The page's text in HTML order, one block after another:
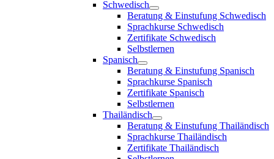
Schwedisch
Beratung & Einstufung Schwedisch
Sprachkurse Schwedisch
Zertifikate Schwedisch
Selbstlernen
Spanisch
Beratung & Einstufung Spanisch
Sprachkurse Spanisch
Zertifikate Spanisch
Selbstlernen
Thailändisch
Beratung & Einstufung Thailändisch
Sprachkurse Thailändisch
Zertifikate Thailändisch